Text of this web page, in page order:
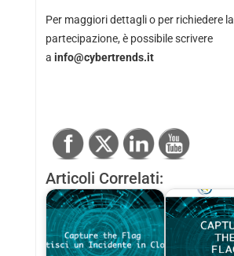
Per maggiori dettagli o per richiedere la
partecipazione, è possibile scrivere
a info@cybertrends.it
Articoli Correlati: